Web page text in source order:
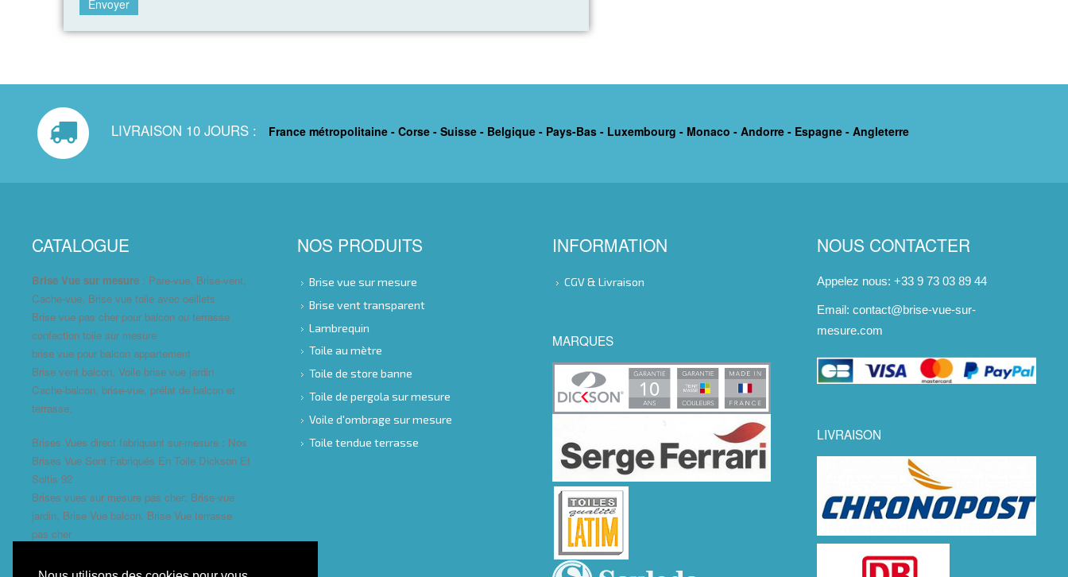
LIVRAISON 10 JOURS : France métropolitaine - Corse - Suisse - Belgique - Pays-Bas - Luxembourg - Monaco - Andorre - Espagne - Angleterre
CATALOGUE
Brise Vue sur mesure : Pare-vue, Brise-vent,
Cache-vue, Brise vue toile avec oeillets
Brise vue pas cher pour balcon ou terrasse
confection toile sur mesure
brise vue pour balcon appartement
Brise vent balcon, Voile brise vue jardin
Cache-balcon, brise-vue, prélat de balcon et
terrasse.
Brises Vues direct fabriquant sur-mesure : Nos
Brises Vue Sont Fabriqués En Toile Dickson Et
Soltis 92
Brises vues sur mesure pas cher: Brise-vue
jardin, Brise Vue balcon, Brise Vue terrasse
pas cher
NOS PRODUITS
Brise vue sur mesure
Brise vent transparent
Lambrequin
Toile au mètre
Toile de store banne
Toile de pergola sur mesure
Voile d'ombrage sur mesure
Toile tendue terrasse
INFORMATION
CGV & Livraison
MARQUES
NOUS CONTACTER
Appelez nous: +33 9 73 03 89 44
Email:contact@brise-vue-sur-
mesure.com
LIVRAISON